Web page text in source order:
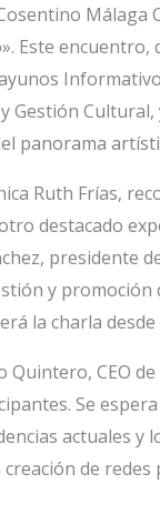
Málaga
Este encuentro,
Gestión Cultural,
panorama
Ruth Frías,
destacado
presidente
y promoción
la charla
CEO de
Se
actuales y
de